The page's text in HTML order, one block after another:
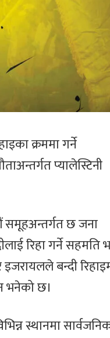
क्रममा गर्ने
प्यालेस्टिनी
समूहअन्तर्गत छ जना
रिहा गर्ने सहमति
बन्दी
भनेको छ।
स्थानमा
नेपाल तामाङ घेदुङ
इजरायलको
ल्होछारको अवसरमा
गायक छेवाङ लामा
इजरायल आउने